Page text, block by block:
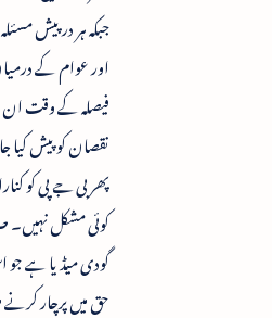
جبکہ ہر در پیش
اور عوام کے
فیصلہ کے وقت
نقصان کو پیش کیا
پھر بی جے پی کو
کوئی مشکل
گودی میڈیا ہے
حق میں پرچار کرنے